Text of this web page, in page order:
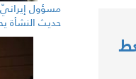
مسؤول إيرانيّ
حديث النشأة